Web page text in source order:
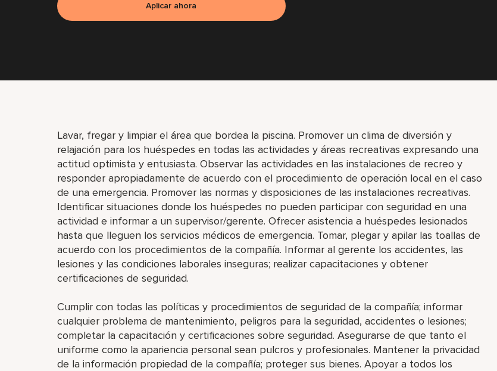
Aplicar ahora
Lavar, fregar y limpiar el área que bordea la piscina. Promover un clima de diversión y
relajación para los huéspedes en todas las actividades y áreas recreativas expresando una
actitud optimista y entusiasta. Observar las actividades en las instalaciones de recreo y
responder apropiadamente de acuerdo con el procedimiento de operación local en el caso
de una emergencia. Promover las normas y disposiciones de las instalaciones recreativas.
Identificar situaciones donde los huéspedes no pueden participar con seguridad en una
actividad e informar a un supervisor/gerente. Ofrecer asistencia a huéspedes lesionados
hasta que lleguen los servicios médicos de emergencia. Tomar, plegar y apilar las toallas de
acuerdo con los procedimientos de la compañía. Informar al gerente los accidentes, las
lesiones y las condiciones laborales inseguras; realizar capacitaciones y obtener
certificaciones de seguridad.
Cumplir con todas las políticas y procedimientos de seguridad de la compañía; informar
cualquier problema de mantenimiento, peligros para la seguridad, accidentes o lesiones;
completar la capacitación y certificaciones sobre seguridad. Asegurarse de que tanto el
uniforme como la apariencia personal sean pulcros y profesionales. Mantener la privacidad
de la información propiedad de la compañía; proteger sus bienes. Apoyar a todos los